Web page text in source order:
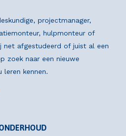
projectmanager,
hulpmonteur of
net afgestudeerd of juist al een
zoek naar een nieuwe
leren kennen.